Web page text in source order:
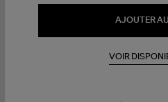
AJOUTER
VOIR